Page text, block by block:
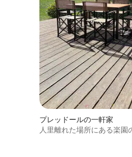
プレッドールの一軒家
人里離れた場所にある楽園